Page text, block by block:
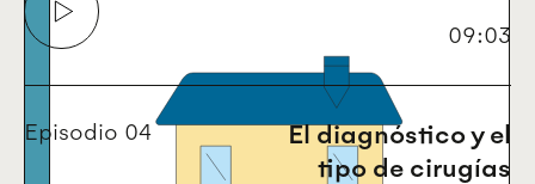
Recuperación 09:03
04
El diagnóstico y el
tipo de cirugías